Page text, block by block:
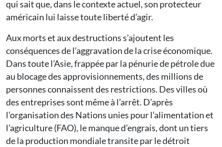
qui sait que, dans le contexte actuel, son protecteur
américain lui laisse toute liberté d’agir.
Aux morts et aux destructions s’ajoutent les
conséquences de l’aggravation de la crise économique.
Dans toute l’Asie, frappée par la pénurie de pétrole due
au blocage des approvisionnements, des millions de
personnes connaissent des restrictions. Des villes où
des entreprises sont même à l’arrêt. D’après
l’organisation des Nations unies pour l’alimentation et
l’agriculture (FAO), le manque d’engrais, dont un tiers
de la production mondiale transite par le détroit